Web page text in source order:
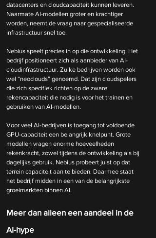
datacenters en cloudcapaciteit kunnen leveren.
Naarmate AI-modellen groter en krachtiger
worden, neemt de vraag naar gespecialiseerde
infrastructuur snel toe.
Nebius speelt precies in op die ontwikkeling. Het
bedrijf positioneert zich als aanbieder van AI-
cloudinfrastructuur. Zulke bedrijven worden ook
wel “neoclouds” genoemd. Dat zijn cloudspelers
die zich specifiek richten op de zware
rekencapaciteit die nodig is voor het trainen en
gebruiken van AI-modellen.
Voor veel AI-bedrijven is toegang tot voldoende
GPU-capaciteit een belangrijk knelpunt. Grote
modellen vragen enorme hoeveelheden
rekenkracht, zowel tijdens de ontwikkeling als bij
dagelijks gebruik. Nebius probeert juist op dat
terrein capaciteit aan te bieden. Daarmee staat
het bedrijf midden in een van de belangrijkste
groeimarkten binnen AI.
Meer dan alleen een aandeel in de
AI-hype